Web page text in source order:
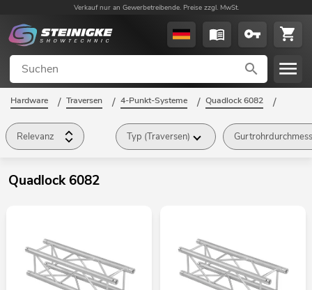
Verkauf nur an Gewerbetreibende. Preise zzgl. MwSt.
Hardware / Traversen / 4-Punkt-Systeme / Quadlock 6082 /
Relevanz Typ (Traversen)
Quadlock 6082